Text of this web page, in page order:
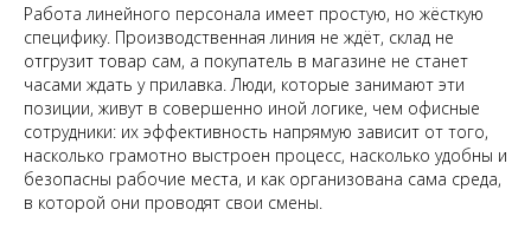
Работа линейного персонала имеет простую, но жёсткую
специфику. Производственная линия не ждёт, склад не
отгрузит товар сам, а покупатель в магазине не станет
часами ждать у прилавка. Люди, которые занимают эти
позиции, живут в совершенно иной логике, чем офисные
сотрудники: их эффективность напрямую зависит от того,
насколько грамотно выстроен процесс, насколько удобны и
безопасны рабочие места, и как организована сама среда,
в которой они проводят свои смены.